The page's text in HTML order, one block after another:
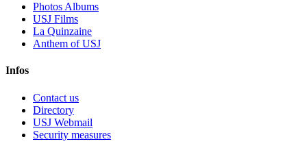
Photos Albums
USJ Films
La Quinzaine
Anthem of USJ
Infos
Contact us
Directory
USJ Webmail
Security measures